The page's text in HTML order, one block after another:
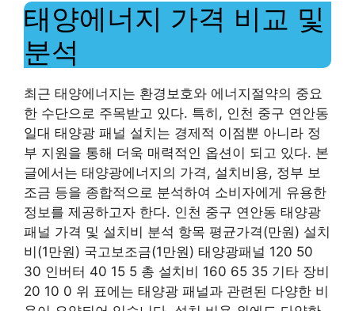
태양에너지 가격 비교 및
​​분석
최근 태양에너지는 환경보호와 에너지절약의 중요
한 수단으로 주목받고 있다. 특히, 인천 중구 연안동
일대 태양광 패널 설치는 경제적 이점뿐 아니라 정
부 지원을 통해 더욱 매력적인 옵션이 되고 있다. 본
글에서는 태양광에너지의 가격, 설치비용, 정부 보
조금 등을 종합적으로 분석하여 소비자에게 유용한
정보를 제공하고자 한다. 인천 중구 연안동 태양광
패널 가격 및 설치비 분석 항목 평균가격(만원) 설치
비(1만원) 국고보조금(1만원) 태양광패널 120 50
30 인버터 40 15 5 총 설치비 160 65 35 기타 장비
20 10 0 위 표에는 태양광 패널과 관련된 다양한 비